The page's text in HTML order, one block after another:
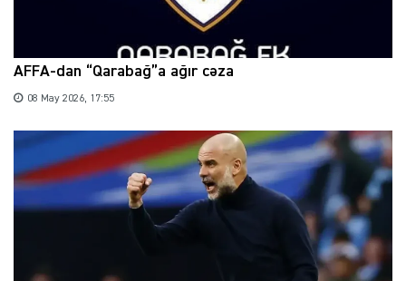
AFFA-dan “Qarabağ”a ağır cəza
08 May 2026, 17:55